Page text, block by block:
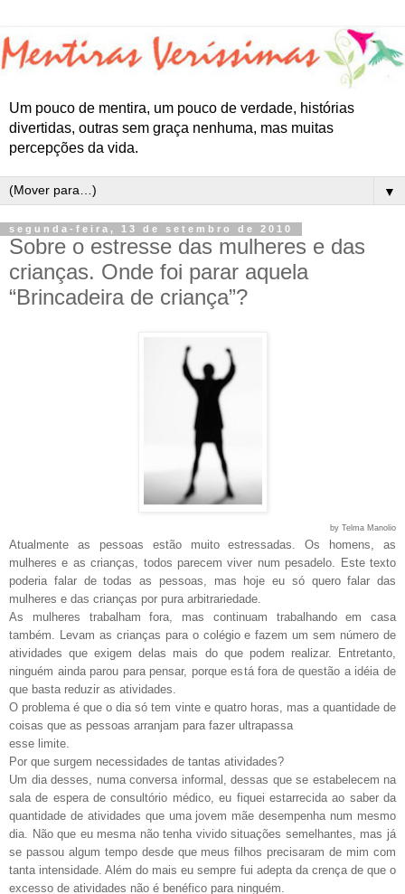
Um pouco de mentira, um pouco de verdade, histórias
divertidas, outras sem graça nenhuma, mas muitas
percepções da vida.
▼
segunda-feira, 13 de setembro de 2010
Sobre o estresse das mulheres e das
crianças. Onde foi parar aquela
“Brincadeira de criança”?
by Telma Manolio
Atualmente as pessoas estão muito estressadas. Os homens, as
mulheres e as crianças, todos parecem viver num pesadelo. Este texto
poderia falar de todas as pessoas, mas hoje eu só quero falar das
mulheres e das crianças por pura arbitrariedade.
As mulheres trabalham fora, mas continuam trabalhando em casa
também. Levam as crianças para o colégio e fazem um sem número de
atividades que exigem delas mais do que podem realizar. Entretanto,
ninguém ainda parou para pensar, porque está fora de questão a idéia de
que basta reduzir as atividades.
O problema é que o dia só tem vinte e quatro horas, mas a quantidade de
coisas que as pessoas arranjam para fazer ultrapassa
esse limite.
Por que surgem necessidades de tantas atividades?
Um dia desses, numa conversa informal, dessas que se estabelecem na
sala de espera de consultório médico, eu fiquei estarrecida ao saber da
quantidade de atividades que uma jovem mãe desempenha num mesmo
dia. Não que eu mesma não tenha vivido situações semelhantes, mas já
se passou algum tempo desde que meus filhos precisaram de mim com
tanta intensidade. Além do mais eu sempre fui adepta da crença de que o
excesso de atividades não é benéfico para ninguém.